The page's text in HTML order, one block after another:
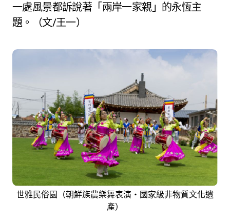
一處風景都訴說著「兩岸一家親」的永恆主
題。（文/王一）
世雅民俗園（朝鮮族農樂舞表演‧國家級非物質文化遺
產）